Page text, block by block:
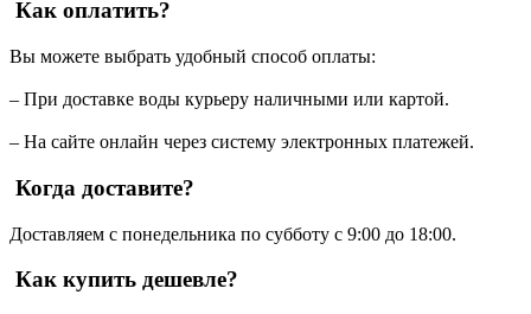
Как оплатить?
Вы можете выбрать удобный способ оплаты:
– При доставке воды курьеру наличными или картой.
– На сайте онлайн через систему электронных платежей.
Когда доставите?
Доставляем с понедельника по субботу с 9:00 до 18:00.
Как купить дешевле?